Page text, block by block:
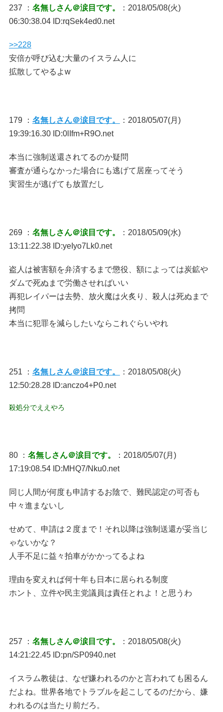
237 ： 名無しさん＠涙目です。
：2018/05/08(火)
06:30:38.04 ID:rqSek4ed0.net
>>228
安倍が呼び込む大量のイスラム人に
拡散してやるよw
179 ： 名無しさん＠涙目です。
：2018/05/07(月)
19:39:16.30 ID:0lIfm+R9O.net
本当に強制送還されてるのか疑問
審査が通らなかった場合にも逃げて居座ってそう
実習生が逃げても放置だし
269 ： 名無しさん＠涙目です。
：2018/05/09(水)
13:11:22.38 ID:yeIyo7Lk0.net
盗人は被害額を弁済するまで懲役、額によっては炭鉱や
ダムで死ぬまで労働させればいい
再犯レイパーは去勢、放火魔は火炙り、殺人は死ぬまで
拷問
本当に犯罪を減らしたいならこれぐらいやれ
251 ： 名無しさん＠涙目です。
：2018/05/08(火)
12:50:28.28 ID:anczo4+P0.net
殺処分でええやろ
80 ： 名無しさん＠涙目です。
：2018/05/07(月)
17:19:08.54 ID:MHQ7/Nku0.net
同じ人間が何度も申請するお陰で、難民認定の可否も
中々進まないし
せめて、申請は２度まで！それ以降は強制送還が妥当じ
ゃないかな？
人手不足に益々拍車がかかってるよね
理由を変えれば何十年も日本に居られる制度
ホント、立件や民主党議員は責任とれよ！と思うわ
257 ： 名無しさん＠涙目です。
：2018/05/08(火)
14:21:22.45 ID:pn/SP0940.net
イスラム教徒は、なぜ嫌われるのかと言われても困るん
だよね。世界各地でトラブルを起こしてるのだから、嫌
われるのは当たり前だろ。